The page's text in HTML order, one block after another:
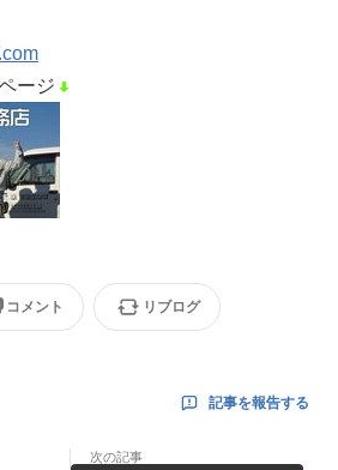
ージ
コメント リブログ
記事を報告する
次の記事